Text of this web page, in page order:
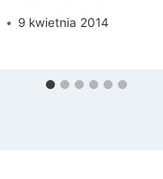
9 kwietnia 2014